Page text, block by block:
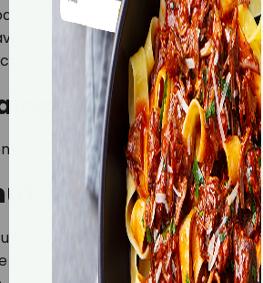
hebdomadaires ! Vous verrez,
Ensemble, faisons le choix
de dinde.
de dinde
109 kcal pour 100g.
un excellent choix pour ceux qui
de ses valeurs nutritionnelles et